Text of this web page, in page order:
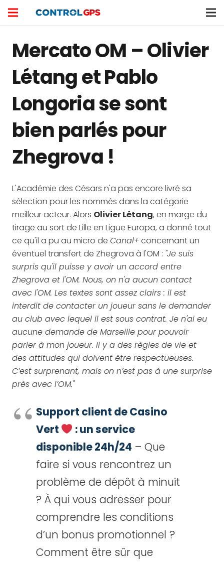
Mercato OM – Olivier
Létang et Pablo
Longoria se sont
bien parlés pour
Zhegrova !
L'Académie des Césars n'a pas encore livré sa
sélection pour les nommés dans la catégorie
meilleur acteur. Alors Olivier Létang, en marge du
tirage au sort de Lille en Ligue Europa, a donné tout
ce qu'il a pu au micro de Canal+concernant un
éventuel transfert de Zhegrova à l'OM : "Je suis
surpris qu'il puisse y avoir un accord entre
Zhegrova et l'OM. Nous, on n'a aucun contact
avec l'OM. Les textes sont assez clairs : il est
interdit de contacter un joueur sans le demander
au club avec lequel il est sous contrat. Je n'ai eu
aucune demande de Marseille pour pouvoir
parler à mon joueur. Il y a des règles de vie et
des attitudes qui doivent être respectueuses.
C’est surprenant, mais on n’est pas à une surprise
près avec l’OM."
Support client de Casino
Vert
: un service
disponible 24h/24 – Que
faire si vous rencontrez un
problème de dépôt à minuit
? À qui vous adresser pour
comprendre les conditions
d’un bonus promotionnel ?
Comment être sûr que